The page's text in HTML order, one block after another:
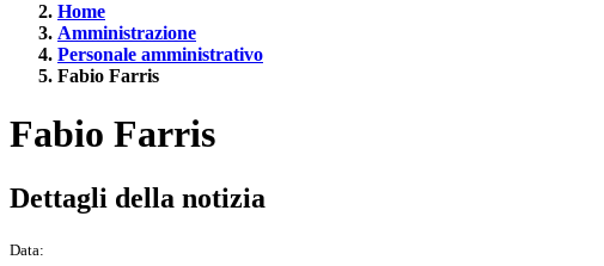
Home
Amministrazione
Personale amministrativo
Fabio Farris
Fabio Farris
Dettagli della notizia
Data: